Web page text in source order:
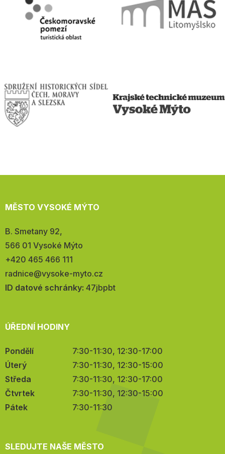
MĚSTO VYSOKÉ MÝTO
Adresa:
B. Smetany 92,
566 01 Vysoké Mýto
Telefon:
+420 465 466 111
E-
mail:
radnice@vysoke-myto.cz
ID datové schránky: 47jbpbt
ÚŘEDNÍ HODINY
Pondělí
7:30-11:30, 12:30-17:00
Úterý
7:30-11:30, 12:30-15:00
Středa
7:30-11:30, 12:30-17:00
Čtvrtek
7:30-11:30, 12:30-15:00
Pátek
7:30-11:30
SLEDUJTE NAŠE MĚSTO